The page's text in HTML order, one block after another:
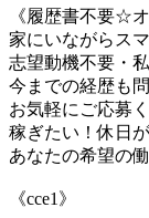
《履歴書不要☆
家にいながらス
志望動機不要・
今までの経歴も
お気軽にご応募
稼ぎたい！休日
あなたの希望の
《cce1》